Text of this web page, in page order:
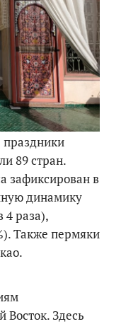
праздники
89 стран.
зафиксирован в
динамику
4 раза),
Также пермяки
Восток. Здесь